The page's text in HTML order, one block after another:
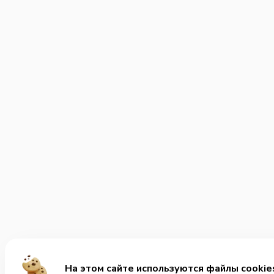
На этом сайте используются файлы